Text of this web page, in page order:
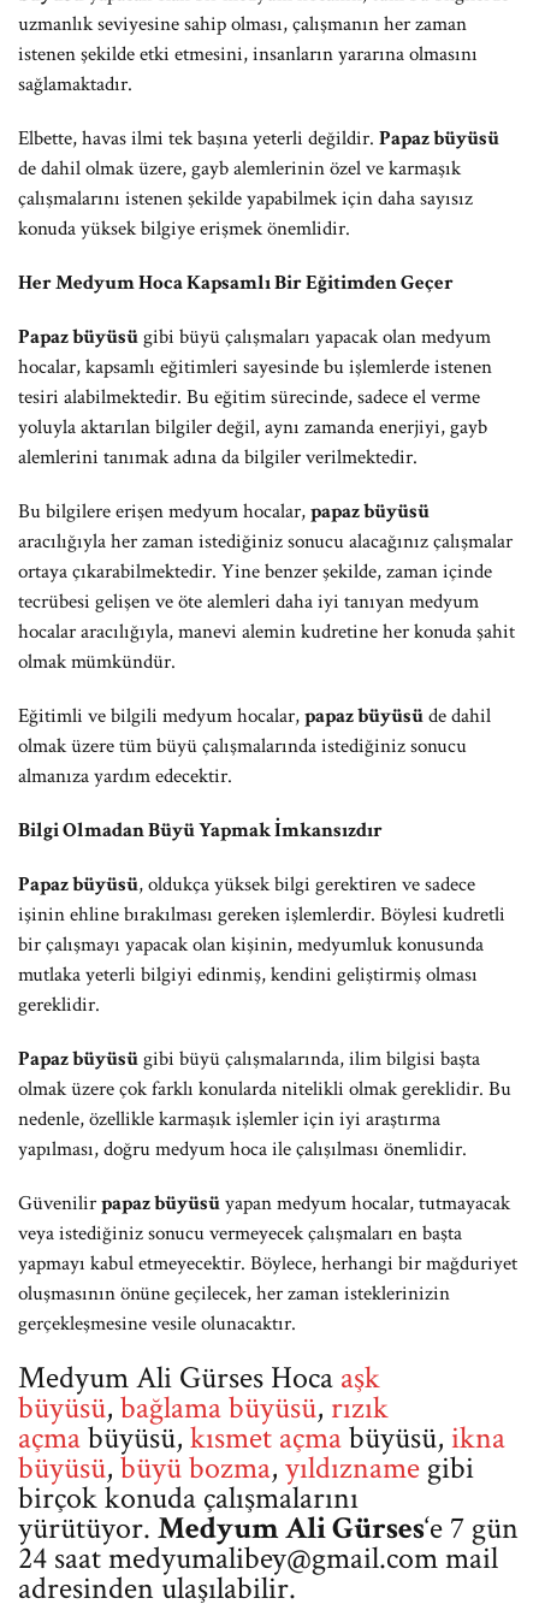
uzmanlık seviyesine sahip olması, çalışmanın her zaman
istenen şekilde etki etmesini, insanların yararına olmasını
sağlamaktadır.
Elbette, havas ilmi tek başına yeterli değildir. Papaz büyüsü
de dahil olmak üzere, gayb alemlerinin özel ve karmaşık
çalışmalarını istenen şekilde yapabilmek için daha sayısız
konuda yüksek bilgiye erişmek önemlidir.
Her Medyum Hoca Kapsamlı Bir Eğitimden Geçer
Papaz büyüsügibi büyü çalışmaları yapacak olan medyum
hocalar, kapsamlı eğitimleri sayesinde bu işlemlerde istenen
tesiri alabilmektedir. Bu eğitim sürecinde, sadece el verme
yoluyla aktarılan bilgiler değil, aynı zamanda enerjiyi, gayb
alemlerini tanımak adına da bilgiler verilmektedir.
Bu bilgilere erişen medyum hocalar,papaz büyüsü
aracılığıyla her zaman istediğiniz sonucu alacağınız çalışmalar
ortaya çıkarabilmektedir. Yine benzer şekilde, zaman içinde
tecrübesi gelişen ve öte alemleri daha iyi tanıyan medyum
hocalar aracılığıyla, manevi alemin kudretine her konuda şahit
olmak mümkündür.
Eğitimli ve bilgili medyum hocalar,papaz büyüsüde dahil
olmak üzere tüm büyü çalışmalarında istediğiniz sonucu
almanıza yardım edecektir.
Bilgi Olmadan Büyü Yapmak İmkansızdır
Papaz büyüsü, oldukça yüksek bilgi gerektiren ve sadece
işinin ehline bırakılması gereken işlemlerdir. Böylesi kudretli
bir çalışmayı yapacak olan kişinin, medyumluk konusunda
mutlaka yeterli bilgiyi edinmiş, kendini geliştirmiş olması
gereklidir.
Papaz büyüsügibi büyü çalışmalarında, ilim bilgisi başta
olmak üzere çok farklı konularda nitelikli olmak gereklidir. Bu
nedenle, özellikle karmaşık işlemler için iyi araştırma
yapılması, doğru medyum hoca ile çalışılması önemlidir.
Güvenilirpapaz büyüsüyapan medyum hocalar, tutmayacak
veya istediğiniz sonucu vermeyecek çalışmaları en başta
yapmayı kabul etmeyecektir. Böylece, herhangi bir mağduriyet
oluşmasının önüne geçilecek, her zaman isteklerinizin
gerçekleşmesine vesile olunacaktır.
Medyum Ali Gürses Hoca aşk
büyüsü, bağlama büyüsü, rızık
açmabüyüsü, kısmet açmabüyüsü, ikna
büyüsü, büyü bozma, yıldızname gibi
birçok konuda çalışmalarını
yürütüyor. Medyum Ali Gürses‘e 7 gün
24 saatmedyumalibey@gmail.commail
adresinden ulaşılabilir.